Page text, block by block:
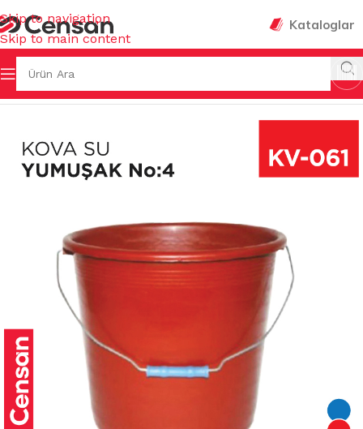
Skip to navigation
Skip to main content
Kataloglar
& GERİ DÖNÜŞÜMLER SU KOVALARI-MAŞRAFALAR